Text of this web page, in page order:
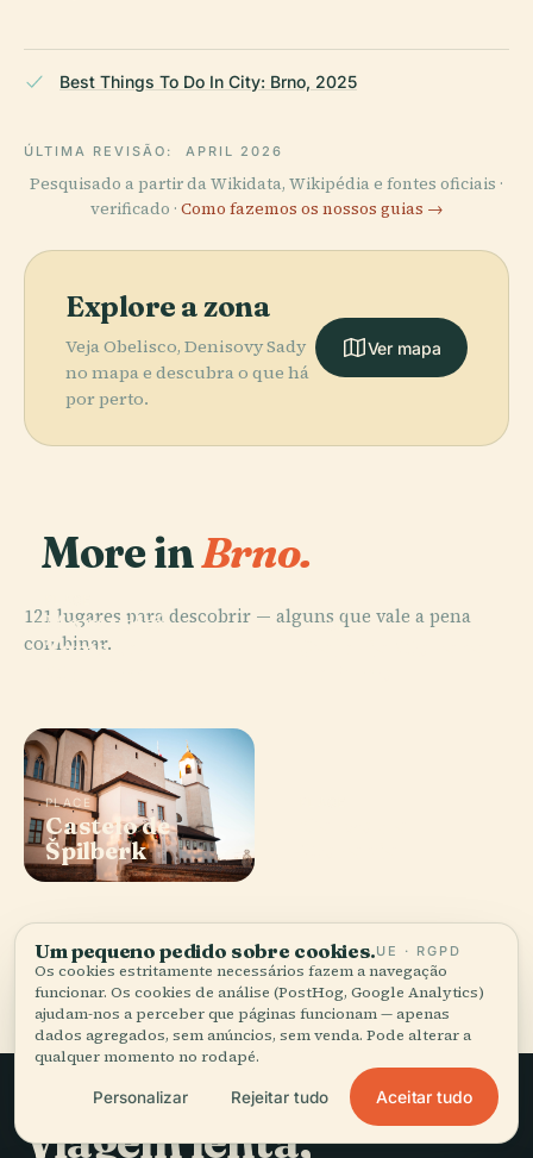
Best Things To Do In City: Brno, 2025
ÚLTIMA REVISÃO: APRIL 2026
Pesquisado a partir da Wikidata, Wikipédia e fontes oficiais ·
verificado · Como fazemos os nossos guias →
Explore a zona
Veja Obelisco, Denisovy Sady
no mapa e descubra o que há
por perto.
Ver mapa
More inBrno.
121 lugares para descobrir — alguns que vale a pena
combinar.
Moravské
Zemské
PLACE
PLACE
Castelo de
Špilberk
Todos os 121 lugares em Brno
Viagem lenta,
Um pequeno pedido sobre cookies.UE · RGPD
Os cookies estritamente necessários fazem a navegação
funcionar. Os cookies de análise (PostHog, Google Analytics)
ajudam-nos a perceber que páginas funcionam — apenas
dados agregados, sem anúncios, sem venda. Pode alterar a
qualquer momento no rodapé.
Personalizar Rejeitar tudo Aceitar tudo